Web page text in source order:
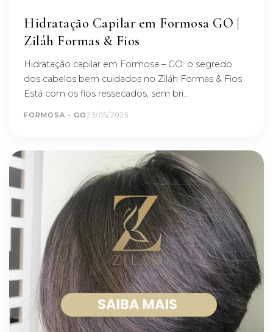
Hidratação Capilar em Formosa GO |
Ziláh Formas & Fios
Hidratação capilar em Formosa – GO: o segredo
dos cabelos bem cuidados no Ziláh Formas & Fios
Está com os fios ressecados, sem bri...
FORMOSA - GO 23/05/2025